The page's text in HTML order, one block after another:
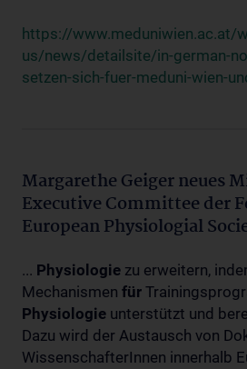
https://www.meduniwien.ac.at/
us/news/detailsite/in-german-
setzen-sich-fuer-meduni-wien-
Margarethe Geiger neues
Executive Committee der
European Physiologial
... Physiologie zu erweitern,
Mechanismen für
Physiologie unterstützt und
Dazu wird der Austausch von
WissenschafterInnen innerhalb